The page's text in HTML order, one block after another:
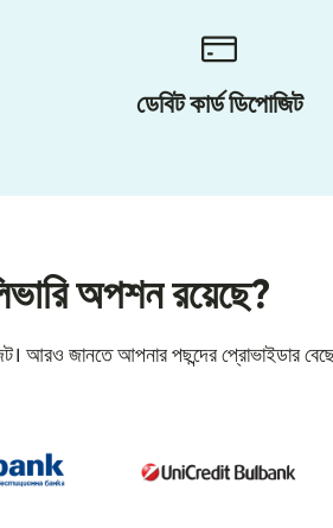
ডেবিট কার্ড ডিপোজিট
অপশন রয়েছে?
আরও জানতে আপনার পছন্দের প্রোভাইডার